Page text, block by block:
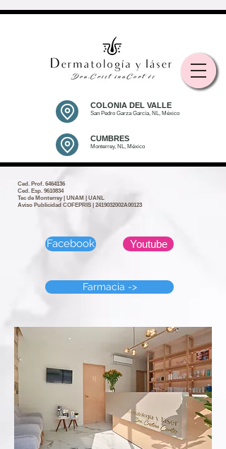
Facebook Youtube
CUMBRES
Monterrey, NL, México
Ced. Prof. 6464136
Ced. Esp. 9610834
Tec de Monterrey | UNAM | UANL
Aviso Publicidad COFEPRIS | 2419032002A00123
COLONIA DEL VALLE
San Pedro Garza García, NL, México
Farmacia ->